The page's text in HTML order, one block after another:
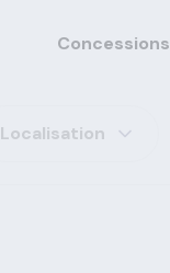
Concessions
Localisation